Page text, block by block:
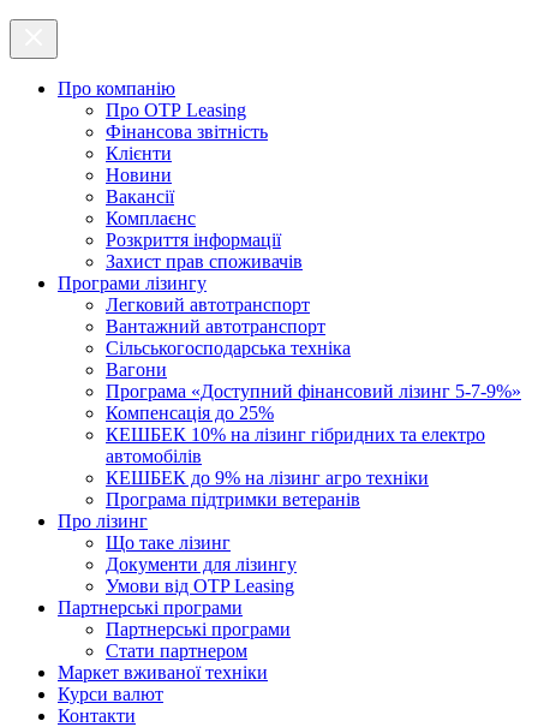
Про компанію
Про ОТР Leasing
Фінансова звітність
Клієнти
Новини
Вакансії
Комплаєнс
Розкриття інформації
Захист прав споживачів
Програми лізингу
Легковий автотранспорт
Вантажний автотранспорт
Cільськогосподарська техніка
Вагони
Програма «Доступний фінансовий лізинг 5-7-9%»
Компенсація до 25%
КЕШБЕК 10% на лізинг гібридних та електро
автомобілів
КЕШБЕК до 9% на лізинг агро техніки
Програма підтримки ветеранів
Про лізинг
Що таке лізинг
Документи для лізингу
Умови від OTP Leasing
Партнерські програми
Партнерські програми
Стати партнером
Маркет вживаної техніки
Курси валют
Контакти